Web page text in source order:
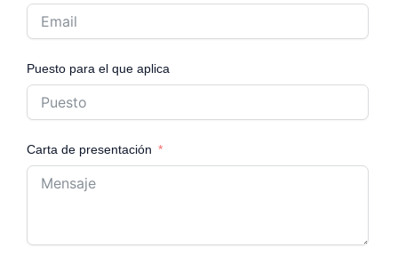
Puesto para el que aplica
Carta de presentación